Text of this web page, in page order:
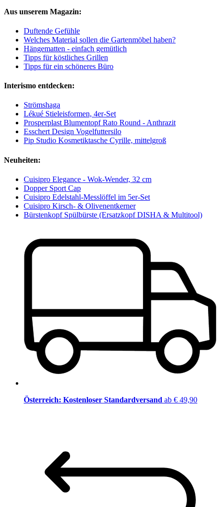
Aus unserem Magazin:
Duftende Gefühle
Welches Material sollen die Gartenmöbel haben?
Hängematten - einfach gemütlich
Tipps für köstliches Grillen
Tipps für ein schöneres Büro
Interismo entdecken:
Strömshaga
Lékué Stieleisformen, 4er-Set
Prosperplast Blumentopf Rato Round - Anthrazit
Esschert Design Vogelfuttersilo
Pip Studio Kosmetiktasche Cyrille, mittelgroß
Neuheiten:
Cuisipro Elegance - Wok-Wender, 32 cm
Dopper Sport Cap
Cuisipro Edelstahl-Messlöffel im 5er-Set
Cuisipro Kirsch- & Olivenentkerner
Bürstenkopf Spülbürste (Ersatzkopf DISHA & Multitool)
Österreich: Kostenloser Standardversand ab € 49,90